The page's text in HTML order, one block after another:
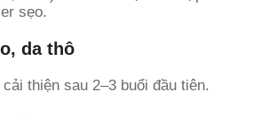
sẹo.
da thô
thiện sau 2–3 buổi đầu tiên.